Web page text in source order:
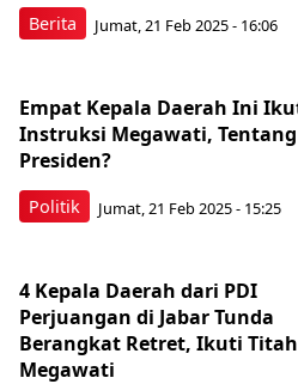
Berita Jumat, 21 Feb 2025 - 16:06
Politik
Empat Kepala Daerah Ini
Instruksi Megawati,
Presiden?
Jumat, 21 Feb 2025 - 15:25
4 Kepala Daerah dari PDI
Perjuangan di Jabar Tunda
Berangkat Retret, Ikuti Titah
Megawati